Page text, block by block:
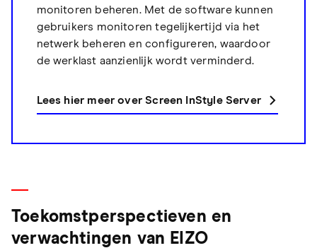
monitoren beheren. Met de software kunnen
gebruikers monitoren tegelijkertijd via het
netwerk beheren en configureren, waardoor
de werklast aanzienlijk wordt verminderd.
Lees hier meer over Screen InStyle Server
Toekomstperspectieven en
verwachtingen van EIZO